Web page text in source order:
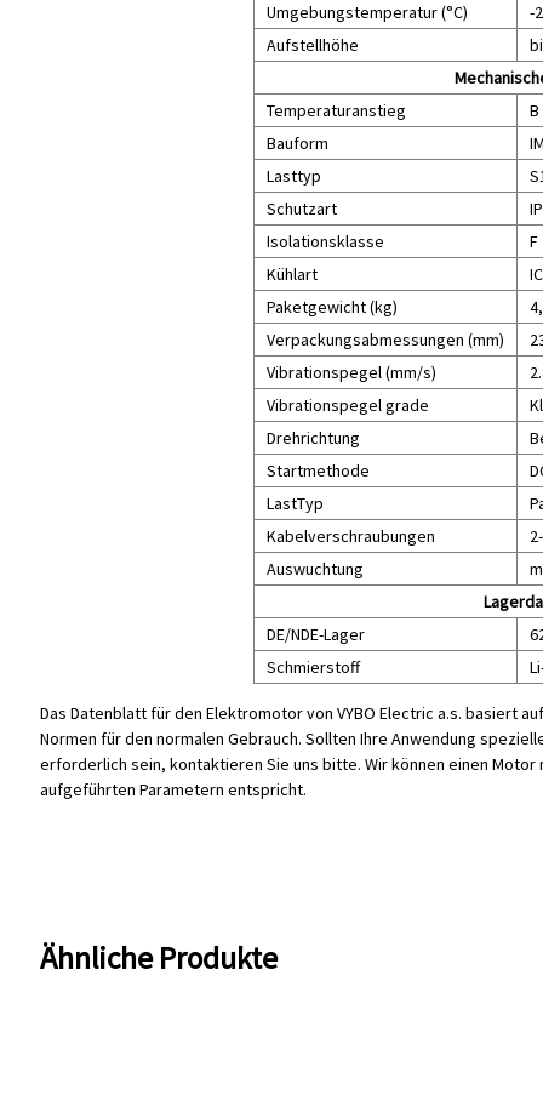
Umgebungstemperatur (°C)
-
Aufstellhöhe
Temperaturanstieg
B
Bauform
Lasttyp
Schutzart
Isolationsklasse
F
Kühlart
Paketgewicht (kg)
Verpackungsabmessungen (mm)
Vibrationspegel (mm/s)
Vibrationspegel grade
Drehrichtung
Startmethode
LastTyp
Kabelverschraubungen
Auswuchtung
DE/NDE-Lager
Schmierstoff
Das Datenblatt für den Elektromotor von VYBO Electric a.s. basiert
Normen für den normalen Gebrauch. Sollten Ihre Anwendung
erforderlich sein, kontaktieren Sie uns bitte. Wir können einen Motor
aufgeführten Parametern entspricht.
Ähnliche Produkte